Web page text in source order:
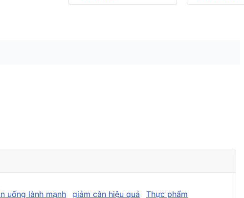
uống lành mạnh giảm cân hiệu quả Thực phẩm